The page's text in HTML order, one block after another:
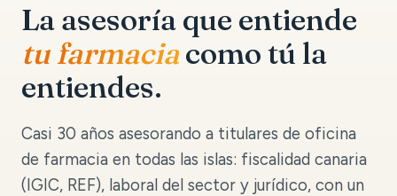
La asesoría que entiende
tu farmaciacomo tú la
entiendes.
Casi 30 años asesorando a titulares de oficina
de farmacia en todas las islas: fiscalidad canaria
(IGIC, REF), laboral del sector y jurídico, con un